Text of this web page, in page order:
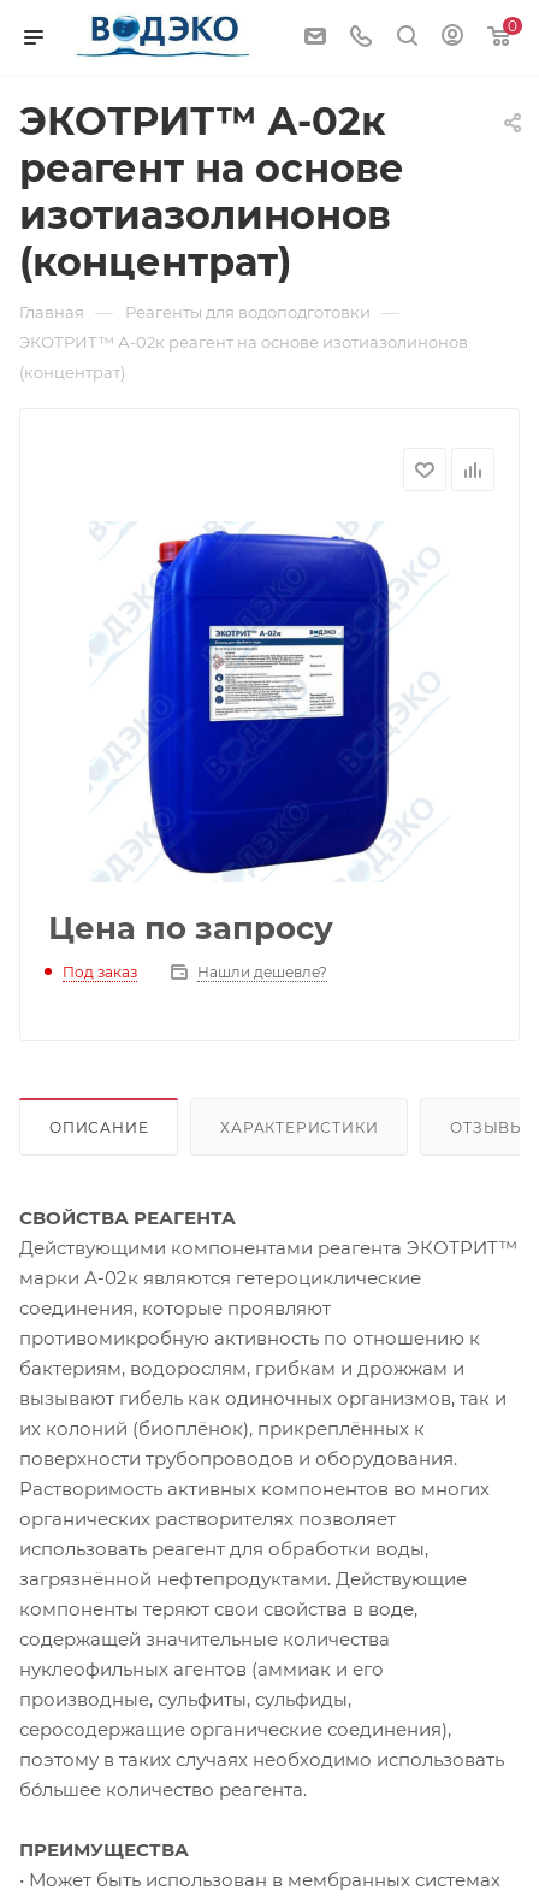
0
ЭКОТРИТ™ А-02к
реагент на основе
изотиазолинонов
(концентрат)
Главная — Реагенты для водоподготовки —
ЭКОТРИТ™ А-02к реагент на основе изотиазолинонов
(концентрат)
Цена по запросу
Под заказ Нашли дешевле?
ОПИСАНИЕ ХАРАКТЕРИСТИКИ ОТЗЫВЫ
СВОЙСТВА РЕАГЕНТА
Действующими компонентами реагента ЭКОТРИТ™
марки А-02к являются гетероциклические
соединения, которые проявляют
противомикробную активность по отношению к
бактериям, водорослям, грибкам и дрожжам и
вызывают гибель как одиночных организмов, так и
их колоний (биоплёнок), прикреплённых к
поверхности трубопроводов и оборудования.
Растворимость активных компонентов во многих
органических растворителях позволяет
использовать реагент для обработки воды,
загрязнённой нефтепродуктами. Действующие
компоненты теряют свои свойства в воде,
содержащей значительные количества
нуклеофильных агентов (аммиак и его
производные, сульфиты, сульфиды,
серосодержащие органические соединения),
поэтому в таких случаях необходимо использовать
бóльшее количество реагента.
ПРЕИМУЩЕСТВА
• Может быть использован в мембранных системах